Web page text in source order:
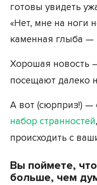
готовы увидеть
«Нет, мне на ноги
каменная глыба —
Хорошая новость
посещают далеко
А вот (сюрприз!)
набор странностей
происходить с
Вы поймете,
больше, чем